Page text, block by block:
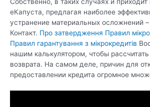
еКапуста, предлагая наиболее
устранение материальных осложнений
Контакт. Про затвердження Правил
Правил гарантування з мікрокредитів
нашим калькулятором, чтобы
возврата. На самом деле, причин для
предоставлении кредита огромное